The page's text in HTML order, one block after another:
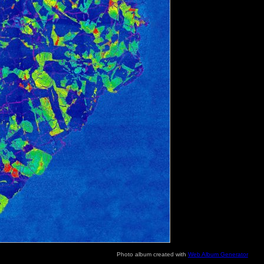
Photo album created with Web Album Generator